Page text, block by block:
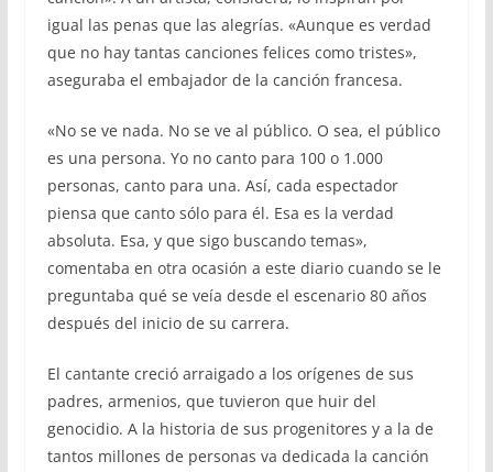
igual las penas que las alegrías. «Aunque es verdad
que no hay tantas canciones felices como tristes»,
aseguraba el embajador de la canción francesa.
«No se ve nada. No se ve al público. O sea, el público
es una persona. Yo no canto para 100 o 1.000
personas, canto para una. Así, cada espectador
piensa que canto sólo para él. Esa es la verdad
absoluta. Esa, y que sigo buscando temas»,
comentaba en otra ocasión a este diario cuando se le
preguntaba qué se veía desde el escenario 80 años
después del inicio de su carrera.
El cantante creció arraigado a los orígenes de sus
padres, armenios, que tuvieron que huir del
genocidio. A la historia de sus progenitores y a la de
tantos millones de personas va dedicada la canción